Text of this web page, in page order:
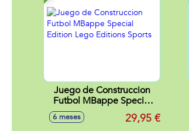
Juego de Construccion
Futbol MBappe Special
Edition Lego Editions
6 meses 29,95 €